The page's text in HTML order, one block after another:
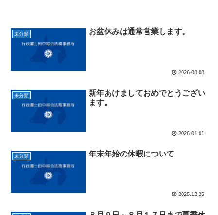
未分類 お盆休みは通常営業します。
2026.08.08
未分類
新年あけましておめでとうござい
ます。
2026.01.01
未分類 年末年始の休暇について
2025.12.25